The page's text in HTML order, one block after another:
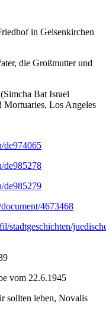
in Gelsenkirchen
die Großmutter und
Bat Israel
Mortuaries, Los Angeles
de974065
de985278
de985279
4673468
stadtgeschichten/
vom 22.6.1945
sollten leben, Novalis